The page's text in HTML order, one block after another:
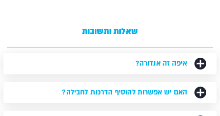
שאלות ותשובות
איפה זה אנדורה?
האם יש אפשרות להוסיף הדרכות לחבילה?